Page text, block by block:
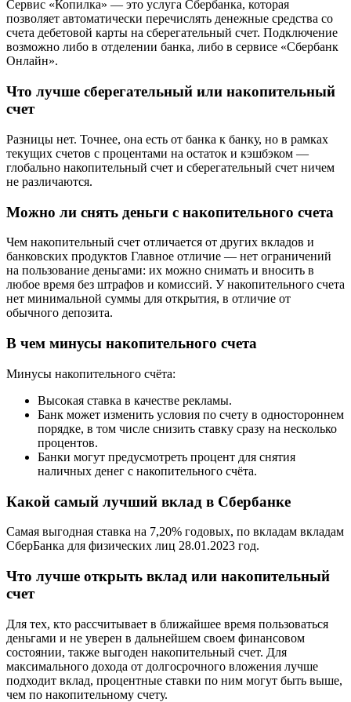
Сервис «Копилка» — это услуга Сбербанка, которая
позволяет автоматически перечислять денежные средства со
счета дебетовой карты на сберегательный счет. Подключение
возможно либо в отделении банка, либо в сервисе «Сбербанк
Онлайн».
Что лучше сберегательный или накопительный
счет
Разницы нет. Точнее, она есть от банка к банку, но в рамках
текущих счетов с процентами на остаток и кэшбэком —
глобально накопительный счет и сберегательный счет ничем
не различаются.
Можно ли снять деньги с накопительного счета
Чем накопительный счет отличается от других вкладов и
банковских продуктов Главное отличие — нет ограничений
на пользование деньгами: их можно снимать и вносить в
любое время без штрафов и комиссий. У накопительного счета
нет минимальной суммы для открытия, в отличие от
обычного депозита.
В чем минусы накопительного счета
Минусы накопительного счёта:
Высокая ставка в качестве рекламы.
Банк может изменить условия по счету в одностороннем
порядке, в том числе снизить ставку сразу на несколько
процентов.
Банки могут предусмотреть процент для снятия
наличных денег с накопительного счёта.
Какой самый лучший вклад в Сбербанке
Самая выгодная ставка на 7,20% годовых, по вкладам вкладам
СберБанка для физических лиц 28.01.2023 год.
Что лучше открыть вклад или накопительный
счет
Для тех, кто рассчитывает в ближайшее время пользоваться
деньгами и не уверен в дальнейшем своем финансовом
состоянии, также выгоден накопительный счет. Для
максимального дохода от долгосрочного вложения лучше
подходит вклад, процентные ставки по ним могут быть выше,
чем по накопительному счету.